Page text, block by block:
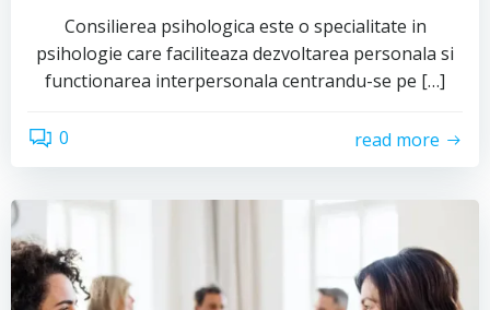
Consilierea psihologica este o specialitate in
psihologie care faciliteaza dezvoltarea personala si
functionarea interpersonala centrandu-se pe […]
0 read more